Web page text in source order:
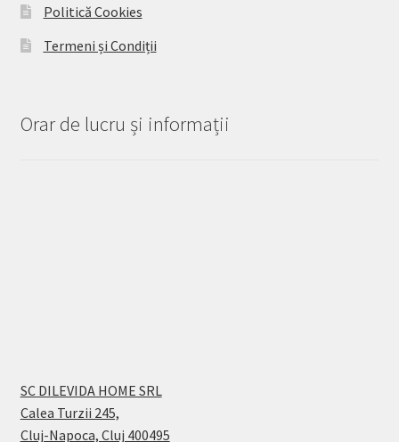
Politică Cookies
Termeni și Condiții
Orar de lucru și informații
SC DILEVIDA HOME SRL
Calea Turzii 245,
Cluj-Napoca, Cluj 400495